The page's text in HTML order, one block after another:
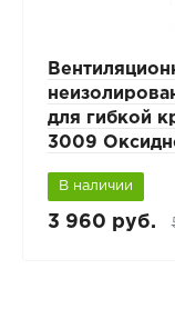
для гибкой
3009
В наличии
3 960 руб.